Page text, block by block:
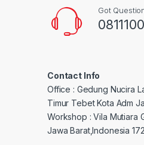
Got
Contact Info
Office : Gedung Nucira
Timur Tebet Kota Adm
Workshop : Vila Mutiara
Jawa Barat,Indonesia